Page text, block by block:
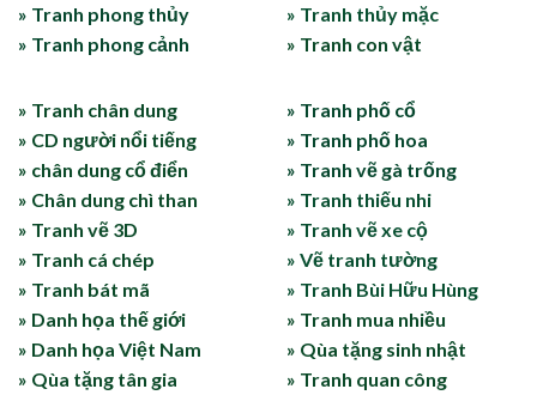
» Tranh phong thủy
» Tranh phong cảnh
» Tranh thủy mặc
» Tranh con vật
» Tranh chân dung
» CD người nổi tiếng
» chân dung cổ điển
» Chân dung chì than
» Tranh vẽ 3D
» Tranh cá chép
» Tranh bát mã
» Danh họa thế giới
» Danh họa Việt Nam
» Qùa tặng tân gia
» Tranh phố cổ
» Tranh phố hoa
» Tranh vẽ gà trống
» Tranh thiếu nhi
» Tranh vẽ xe cộ
» Vẽ tranh tường
» Tranh Bùi Hữu Hùng
» Tranh mua nhiều
» Qùa tặng sinh nhật
» Tranh quan công